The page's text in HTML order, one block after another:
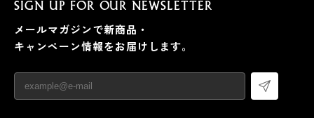
SIGN UP FOR OUR NEWSLETTER
メールマガジンで新商品・
キャンペーン情報をお届けします。